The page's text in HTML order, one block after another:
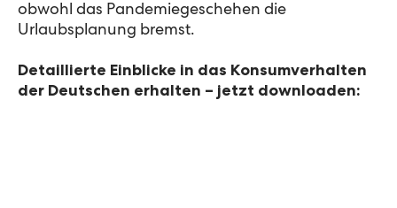
obwohl das Pandemiegeschehen die
Urlaubsplanung bremst.
Detaillierte Einblicke in das Konsumverhalten
der Deutschen erhalten – jetzt downloaden: